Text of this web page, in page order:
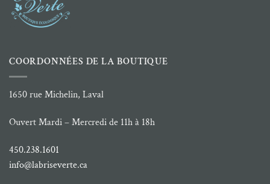
COORDONNÉES DE LA BOUTIQUE
1650 rue Michelin, Laval
Ouvert Mardi – Mercredi de 11h à 18h
450.238.1601
info@labriseverte.ca